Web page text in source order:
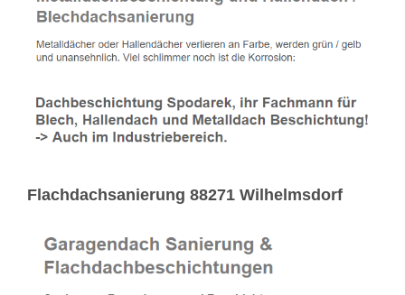
Flachdachsanierung 88271 Wilhelmsdorf